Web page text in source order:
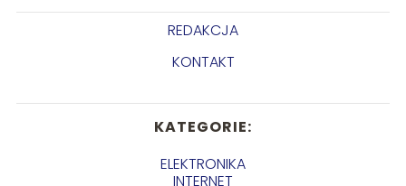
REDAKCJA
KONTAKT
KATEGORIE:
ELEKTRONIKA
INTERNET